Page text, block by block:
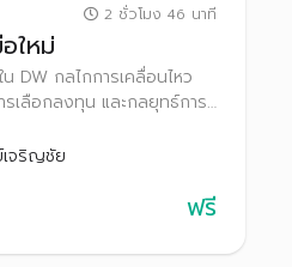
2 ชั่วโมง 46 นาที
ใหม่
DW กลไกการเคลื่อนไหว
เลือกลงทุน และกลยุทธ์การ
จริญชัย
ฟรี